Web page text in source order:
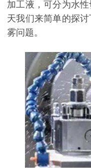
加工液，可分为水
天我们来简单的探讨
雾问题。